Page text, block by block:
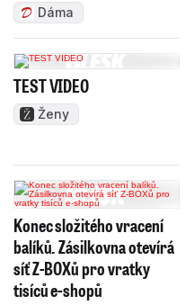
Dáma
TEST VIDEO
Ženy
Konec složitého vracení
balíků. Zásilkovna otevírá
síť Z-BOXů pro vratky
tisíců e-shopů